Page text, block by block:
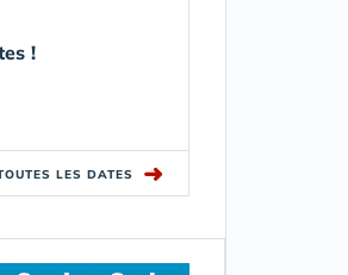
!
LES DATES ➜